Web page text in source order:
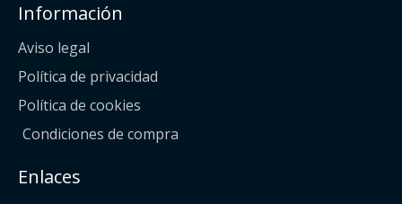
Información
Aviso legal
Política de privacidad
Política de cookies
Condiciones de compra
Enlaces